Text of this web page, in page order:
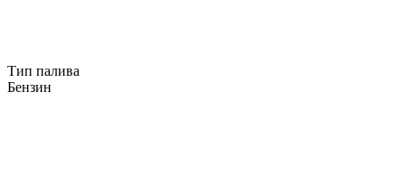
Тип палива
Бензин